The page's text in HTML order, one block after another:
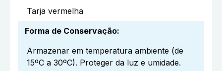
Tarja vermelha
Forma de Conservação:
Armazenar em temperatura ambiente (de
15ºC a 30ºC). Proteger da luz e umidade.